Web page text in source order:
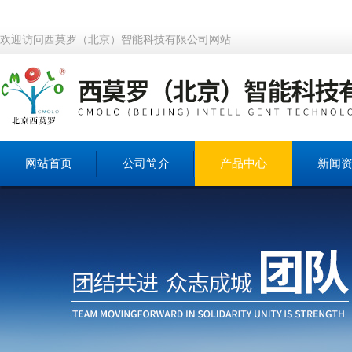
欢迎访问西莫罗（北京）智能科技有限公司网站
网站首页 公司简介 产品中心 新闻